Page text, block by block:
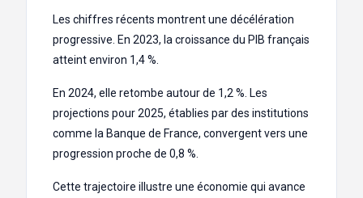
Les chiffres récents montrent une décélération
progressive. En 2023, la croissance du PIB français
atteint environ 1,4 %.
En 2024, elle retombe autour de 1,2 %. Les
projections pour 2025, établies par des institutions
comme la Banque de France, convergent vers une
progression proche de 0,8 %.
Cette trajectoire illustre une économie qui avance